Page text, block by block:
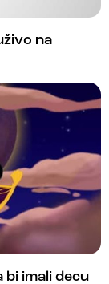
na
bi imali decu